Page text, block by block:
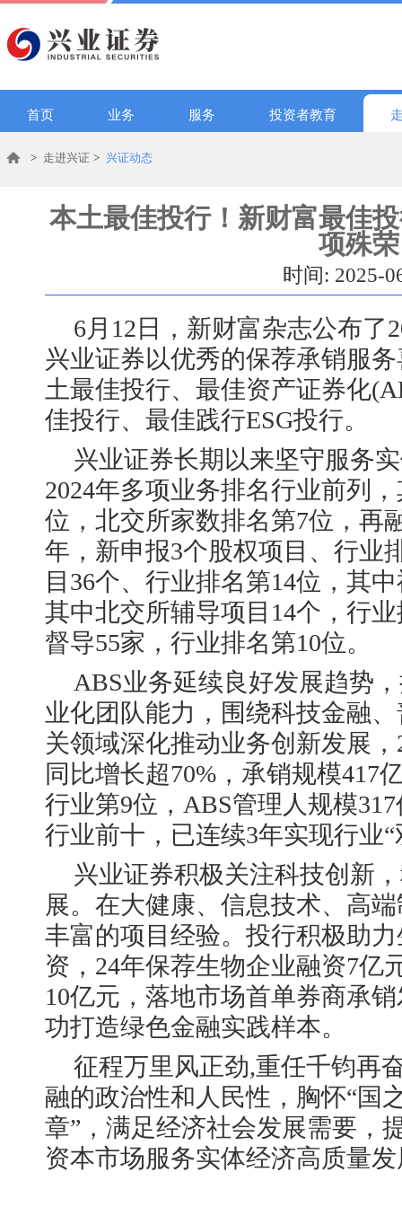
首页 业务 服务 投资者教育
> 走进兴证 > 兴证动态
本土最佳投行！新财富最佳
项殊荣
时间: 2025-
6月12日，新财富杂志公布了
兴业证券以优秀的保荐承销服
土最佳投行、最佳资产证券化
佳投行、最佳践行ESG投行。
兴业证券长期以来坚守服务
2024年多项业务排名行业前列
位，北交所家数排名第7位，再
年，新申报3个股权项目、行业
目36个、行业排名第14位，其
其中北交所辅导项目14个，行
督导55家，行业排名第10位。
ABS业务延续良好发展趋势
业化团队能力，围绕科技金融
关领域深化推动业务创新发展
同比增长超70%，承销规模417
行业第9位，ABS管理人规模
行业前十，已连续3年实现行业
兴业证券积极关注科技创新
展。在大健康、信息技术、高
丰富的项目经验。投行积极助
资，24年保荐生物企业融资7亿
10亿元，落地市场首单券商承
功打造绿色金融实践样本。
征程万里风正劲,重任千钧再
融的政治性和人民性，胸怀“国
章”，满足经济社会发展需要，
资本市场服务实体经济高质量